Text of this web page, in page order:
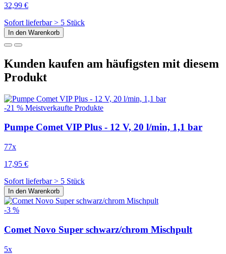
32,99 €
Sofort lieferbar > 5 Stück
In den Warenkorb
Kunden kaufen am häufigsten mit diesem
Produkt
-21 % Meistverkaufte Produkte
Pumpe Comet VIP Plus - 12 V, 20 l/min, 1,1 bar
77x
17,95 €
Sofort lieferbar > 5 Stück
In den Warenkorb
-3 %
Comet Novo Super schwarz/chrom Mischpult
5x